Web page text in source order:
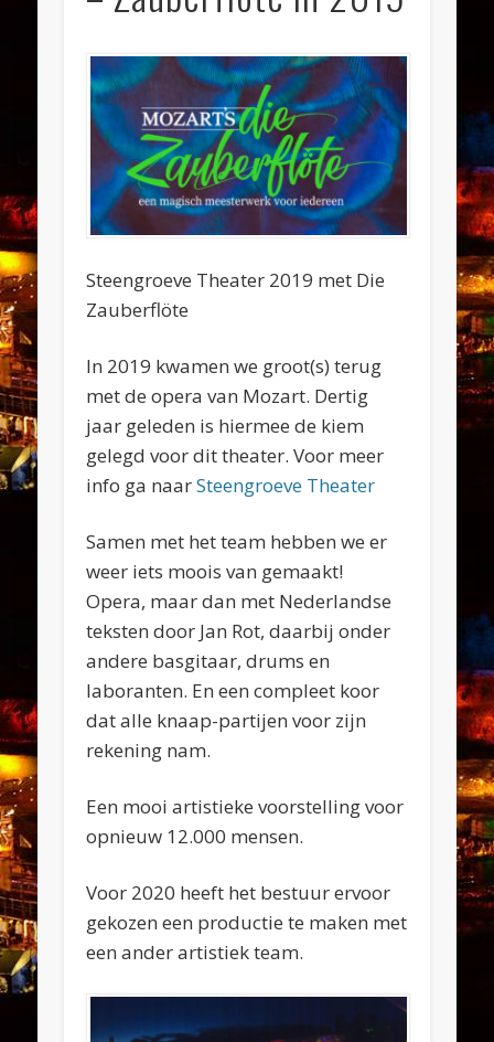
Steengroeve Theater 2019 met Die
Zauberflöte
In 2019 kwamen we groot(s) terug
met de opera van Mozart. Dertig
jaar geleden is hiermee de kiem
gelegd voor dit theater. Voor meer
info ga naarSteengroeve Theater
Samen met het team hebben we er
weer iets moois van gemaakt!
Opera, maar dan met Nederlandse
teksten door Jan Rot, daarbij onder
andere basgitaar, drums en
laboranten. En een compleet koor
dat alle knaap-partijen voor zijn
rekening nam.
Een mooi artistieke voorstelling voor
opnieuw 12.000 mensen.
Voor 2020 heeft het bestuur ervoor
gekozen een productie te maken met
een ander artistiek team.